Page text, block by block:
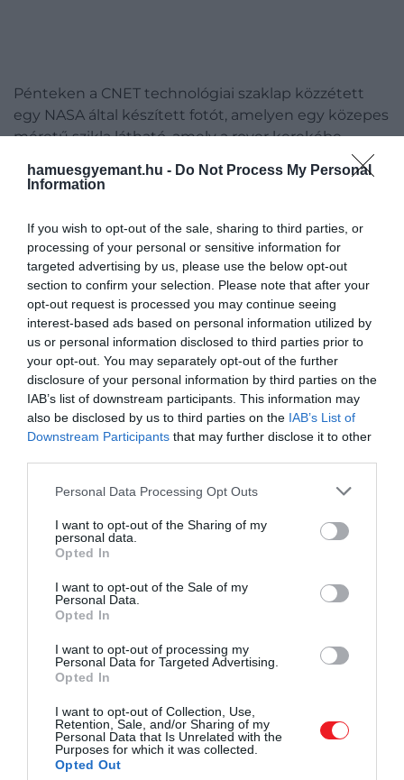
hamuesgyemant.hu - Do Not Process My Personal
Information
If you wish to opt-out of the sale, sharing to third parties, or
processing of your personal or sensitive information for
targeted advertising by us, please use the below opt-out
section to confirm your selection. Please note that after your
opt-out request is processed you may continue seeing
interest-based ads based on personal information utilized by
us or personal information disclosed to third parties prior to
your opt-out. You may separately opt-out of the further
disclosure of your personal information by third parties on the
IAB’s list of downstream participants. This information may
also be disclosed by us to third parties on the IAB’s List of
Downstream Participants that may further disclose it to other
Please note that this website/app uses one or more Google
not limited to your visit or usage behaviour. You may click to
grant or deny consent to Google and its third-party tags to
use your data for below specified purposes in below Google
consent section.
Personal Data Processing Opt Outs
I want to opt-out of the Sharing of my
personal data.
Opted In
I want to opt-out of the Sale of my
Personal Data.
Opted In
I want to opt-out of processing my
Personal Data for Targeted Advertising.
Opted In
I want to opt-out of Collection, Use,
Retention, Sale, and/or Sharing of my
Personal Data that Is Unrelated with the
Purposes for which it was collected.
Opted Out
Pénteken a CNET technológiai szaklap közzétett
egy NASA által készített fotót, amelyen egy közepes
méretű szikla látható, amely a rover kerekébe
A kellemetlen sziklától függetlenül a marsjáró a
szokásos módon folytatja a munkáját. A CNET
szerint a rover még vezetési rekordokat is döntöget.
Ez részben a Perseverance frissített kialakításának is
köszönhető, amely hat alumíniumból készült
kerékkel rendelkezik. A robot olyan támasztékokkal
van felszerelve, amelyek tapadást biztosítanak neki
a durva, sziklás és poros terepen.
Forrás:Futurism
Nyitókép: NASA via Getty Images